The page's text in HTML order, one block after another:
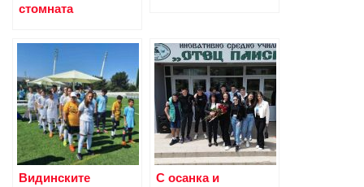
стомната
Видинските
С осанка и